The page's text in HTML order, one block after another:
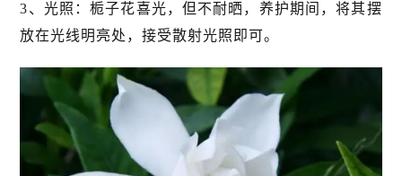
3、光照：栀子花喜光，但不耐晒，养护期间，将其摆
放在光线明亮处，接受散射光照即可。